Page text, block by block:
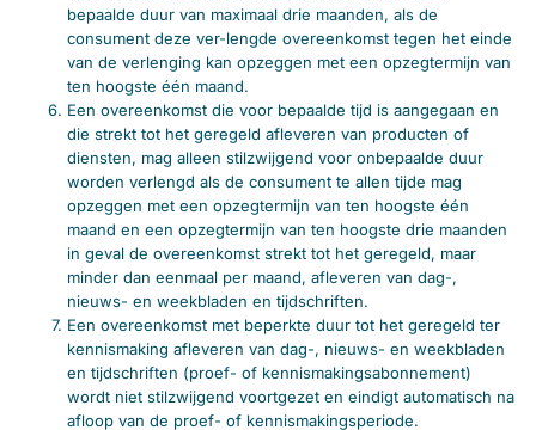
bepaalde duur van maximaal drie maanden, als de
consument deze ver-lengde overeenkomst tegen het einde
van de verlenging kan opzeggen met een opzegtermijn van
ten hoogste één maand.
Een overeenkomst die voor bepaalde tijd is aangegaan en
die strekt tot het geregeld afleveren van producten of
diensten, mag alleen stilzwijgend voor onbepaalde duur
worden verlengd als de consument te allen tijde mag
opzeggen met een opzegtermijn van ten hoogste één
maand en een opzegtermijn van ten hoogste drie maanden
in geval de overeenkomst strekt tot het geregeld, maar
minder dan eenmaal per maand, afleveren van dag-,
nieuws- en weekbladen en tijdschriften.
Een overeenkomst met beperkte duur tot het geregeld ter
kennismaking afleveren van dag-, nieuws- en weekbladen
en tijdschriften (proef- of kennismakingsabonnement)
wordt niet stilzwijgend voortgezet en eindigt automatisch na
afloop van de proef- of kennismakingsperiode.